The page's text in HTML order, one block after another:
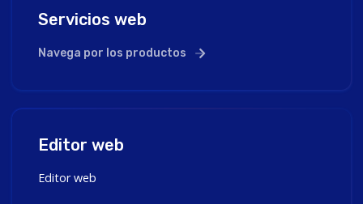
Servicios web
Navega por los productos
Editor web
Editor web